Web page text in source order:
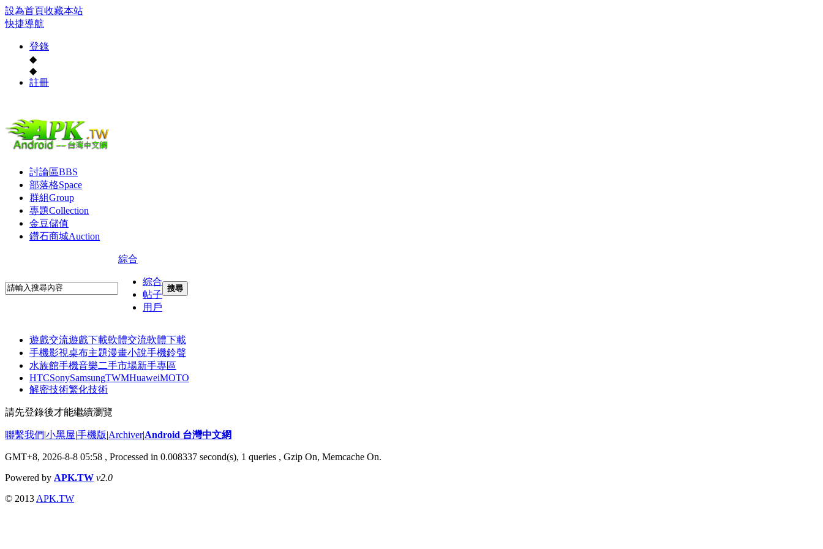
設為首頁收藏本站
快捷導航
登錄
◆
◆
註冊
討論區BBS
部落格Space
群組Group
專題Collection
金豆儲值
鑽石商城Auction
綜合
綜合
帖子
用戶
搜尋
遊戲交流遊戲下載軟體交流軟體下載
手機影視桌布主題漫畫小說手機鈴聲
水族館手機音樂二手市場新手專區
HTCSonySamsungTWMHuaweiMOTO
解密技術繁化技術
請先登錄後才能繼續瀏覽
聯繫我們|小黑屋|手機版|Archiver|Android 台灣中文網
GMT+8, 2026-8-8 05:58 , Processed in 0.008337 second(s), 1 queries , Gzip On, Memcache On.
Powered by APK.TW v2.0
© 2013 APK.TW